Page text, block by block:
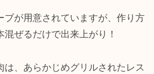
ブが用意されていますが、作り方
ぜるだけで出来上がり！
は、あらかじめグリルされたレス